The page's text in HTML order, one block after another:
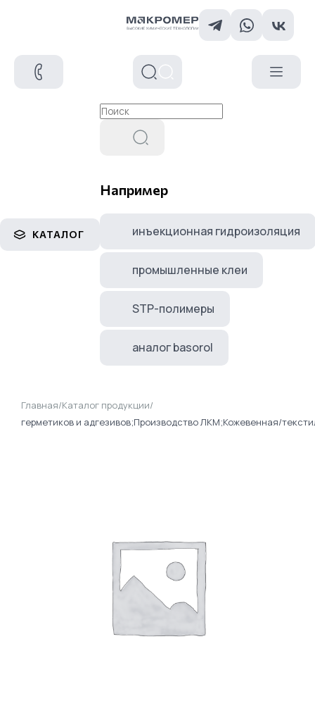
КАТАЛОГ
Например
инъекционная гидроизоляция
промышленные клеи
STP-полимеры
аналог basorol
Главная/Каталог продукции/
герметиков и адгезивов;Производство ЛКМ;Кожевенная/